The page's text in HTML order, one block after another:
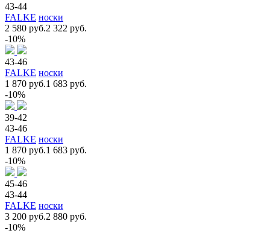
43-44
FALKE носки
2 580 руб.2 322 руб.
-10%
43-46
FALKE носки
1 870 руб.1 683 руб.
-10%
39-42
43-46
FALKE носки
1 870 руб.1 683 руб.
-10%
45-46
43-44
FALKE носки
3 200 руб.2 880 руб.
-10%